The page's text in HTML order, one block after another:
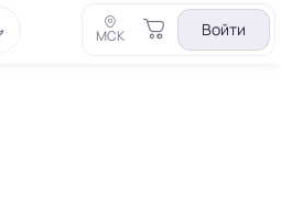
МСК Войти